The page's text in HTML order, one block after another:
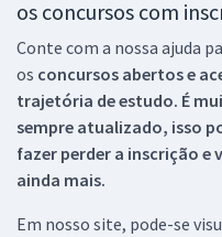
os concursos com
Conte com a nossa ajuda
os concursos abertos e
trajetória de estudo. É
sempre atualizado, isso
fazer perder a inscrição e
ainda mais.
Em nosso site, pode-se